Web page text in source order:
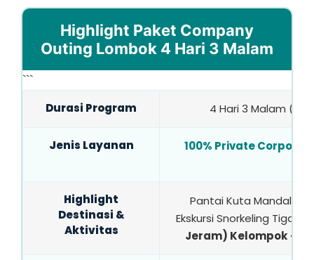
Highlight Paket Company
Outing Lombok 4 Hari 3 Malam
```
Durasi Program 4 Hari 3 Malam
Jenis Layanan
100% Private
Highlight
Destinasi &
Aktivitas
Pantai Kuta Mandalika
Ekskursi Snorkeling Tiga
Jeram) Kelompok •